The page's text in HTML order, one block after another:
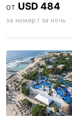
ОТ USD 484
за номер / за ночь